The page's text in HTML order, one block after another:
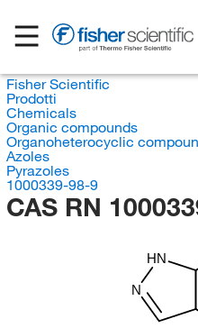
Fisher Scientific
Prodotti
Chemicals
Organic compounds
Organoheterocyclic
Azoles
Pyrazoles
1000339-98-9
CAS RN
N
HN